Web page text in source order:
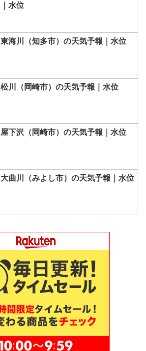
｜水位
東海川（知多市）の天気予報｜水位
松川（岡崎市）の天気予報｜水位
屋下沢（岡崎市）の天気予報｜水位
大曲川（みよし市）の天気予報｜水位